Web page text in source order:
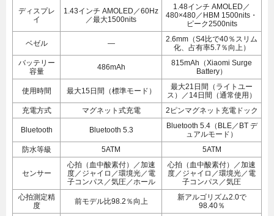
ディスプレ
イ
1.43インチ AMOLED／60Hz
／最大1500nits
1.48インチ AMOLED／
480×480／HBM 1500nits・
ピーク2500nits
ベゼル —
2.6mm（S4比で40％スリム
化、占有率5.7％向上）
バッテリー
容量
486mAh
815mAh（Xiaomi Surge
Battery）
使用時間 最大15日間（標準モード）
最大21日間（ライトユー
ス）／14日間（通常使用）
充電方式
マグネット式充電 2ピンマグネット充電ドック
Bluetooth Bluetooth 5.3
Bluetooth 5.4（BLE／BT デ
ュアルモード）
防水等級
5ATM 5ATM
センサー
心拍（血中酸素付）／加速
度／ジャイロ／環境光／電
子コンパス／気圧／ホール
心拍（血中酸素付）／加速
度／ジャイロ／環境光／電
子コンパス／気圧
心拍測定精
度
前モデル比98.2％向上
新アルゴリズム2.0で
98.40％